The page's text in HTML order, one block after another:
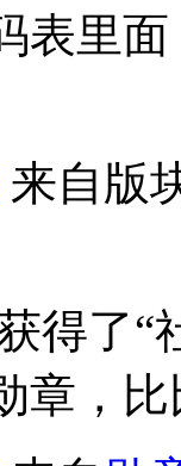
表里
来自版
得了“
章，